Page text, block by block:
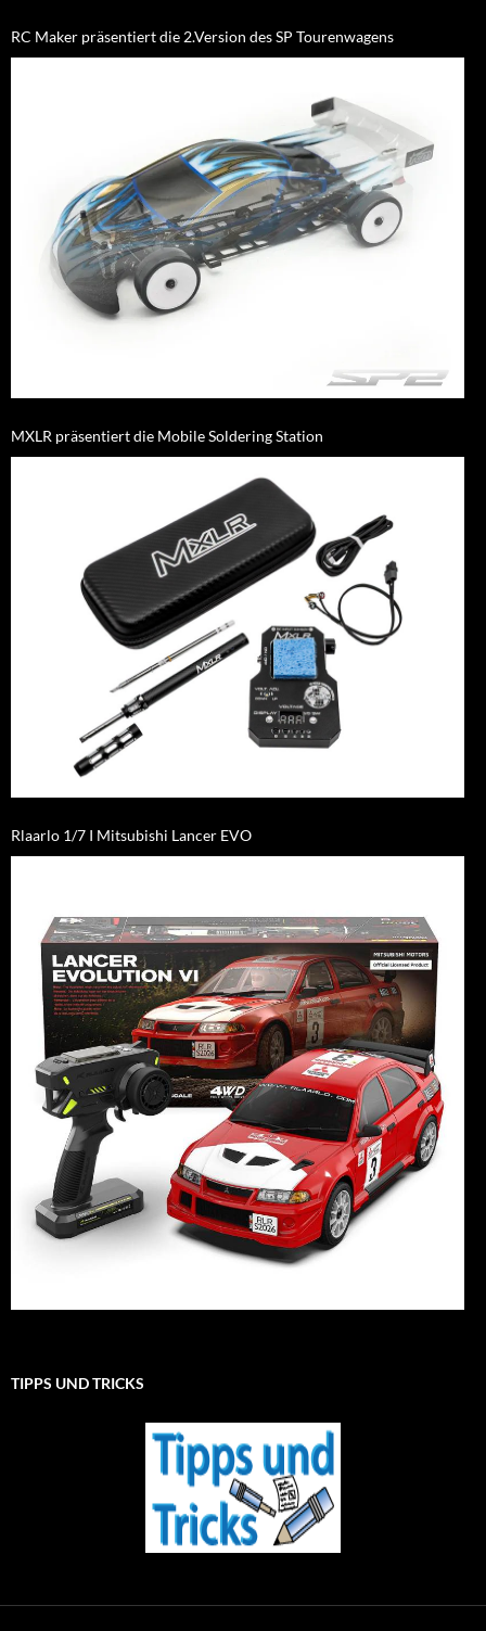
RC Maker präsentiert die 2.Version des SP Tourenwagens
MXLR präsentiert die Mobile Soldering Station
Rlaarlo 1/7 I Mitsubishi Lancer EVO
TIPPS UND TRICKS